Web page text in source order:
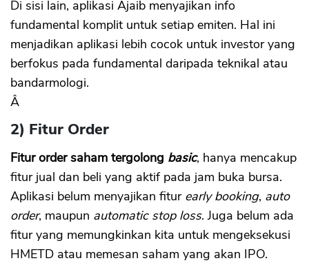
Di sisi lain, aplikasi Ajaib menyajikan info
fundamental komplit untuk setiap emiten. Hal ini
menjadikan aplikasi lebih cocok untuk investor yang
berfokus pada fundamental daripada teknikal atau
bandarmologi.
Â
2) Fitur Order
Fitur order saham tergolong basic, hanya mencakup
fitur jual dan beli yang aktif pada jam buka bursa.
Aplikasi belum menyajikan fitur early booking, auto
order, maupun automatic stop loss. Juga belum ada
fitur yang memungkinkan kita untuk mengeksekusi
HMETD atau memesan saham yang akan IPO.